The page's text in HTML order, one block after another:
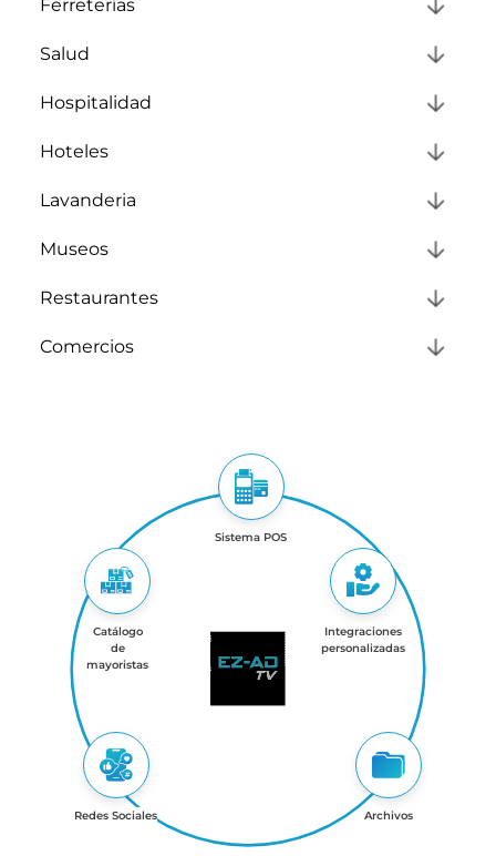
Ferreterías
Salud
Hospitalidad
Hoteles
Lavanderia
Museos
Restaurantes
Comercios
Redes Sociales
Catálogo
de
mayoristas
Sistema POS
Integraciones
personalizadas
Archivos